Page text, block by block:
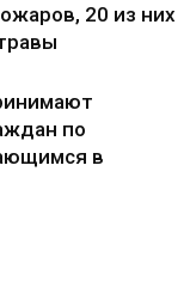
20 из них
по
в